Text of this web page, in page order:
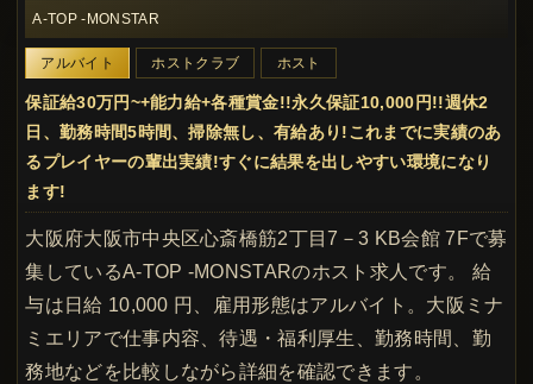
A-TOP -MONSTAR
アルバイト ホストクラブ ホスト
保証給30万円~+能力給+各種賞金!!永久保証10,000円!!週休2
日、勤務時間5時間、掃除無し、有給あり!これまでに実績のあ
るプレイヤーの輩出実績!すぐに結果を出しやすい環境になり
ます!
大阪府大阪市中央区心斎橋筋2丁目7－3 KB会館 7Fで募
集しているA-TOP -MONSTARのホスト求人です。 給
与は日給 10,000 円、雇用形態はアルバイト。大阪ミナ
ミエリアで仕事内容、待遇・福利厚生、勤務時間、勤
務地などを比較しながら詳細を確認できます。